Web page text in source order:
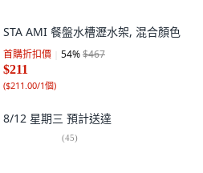
STA AMI 餐盤水槽瀝水架, 混合顏色
首購折扣價 54%$467
$211
($211.00/1個)
8/12 星期三 預計送達
(45)